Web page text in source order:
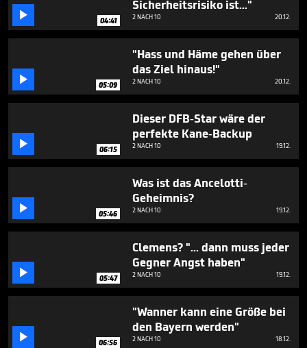
minutes,
seconds
 04:41
Sicherheitsrisiko ist…"
2 NACH 10 20.12.
 05:09
"Hass und Häme gehen über
das Ziel hinaus!"
2 NACH 10 20.12.
 06:15
Dieser DFB-Star wäre der
perfekte Kane-Backup
2 NACH 10 19.12.
 05:46
Was ist das Ancelotti-
Geheimnis?
2 NACH 10 19.12.
 05:47
Clemens? "... dann muss jeder
Gegner Angst haben"
2 NACH 10 19.12.
 06:56
"Wanner kann eine Größe bei
den Bayern werden"
2 NACH 10 18.12.